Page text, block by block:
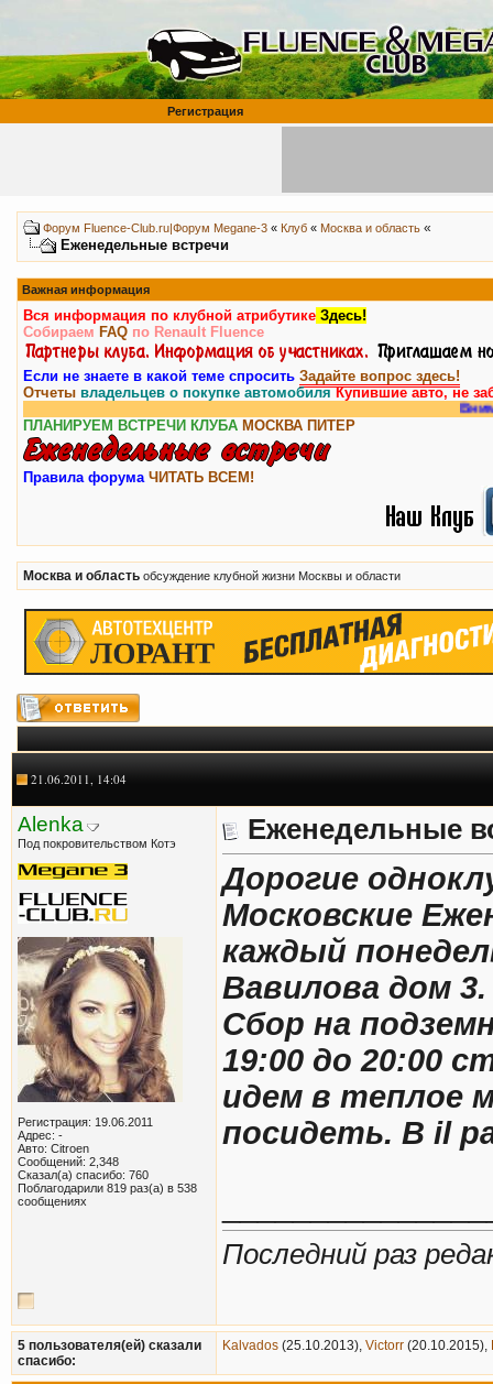
Регистрация
Форум Fluence-Club.ru|Форум Megane-3 « Клуб « Москва и область «
Еженедельные встречи
Важная информация
Вся информация по клубной атрибутике Здесь!
Собираем FAQ по Renault Fluence
Если не знаете в какой теме спросить Задайте вопрос здесь!
Отчеты владельцев о покупке автомобиляКупившие авто, не
Внимание, у
ПЛАНИРУЕМ ВСТРЕЧИ КЛУБА МОСКВА ПИТЕР
Правила форума ЧИТАТЬ ВСЕМ!
Москва и область обсуждение клубной жизни Москвы и области
21.06.2011, 14:04
Alenka
Под покровительством Котэ
Регистрация: 19.06.2011
Адрес: -
Авто: Citroen
Сообщений: 2,348
Сказал(а) спасибо: 760
Поблагодарили 819 раз(а) в 538
сообщениях
Еженедельные
Дорогие
Московские
каждый
Вавилова дом 3.
Сбор на
19:00 до 20:00
идем в теплое
посидеть. В il
Последний раз
5 пользователя(ей) сказали
cпасибо:
Kalvados (25.10.2013), Victorr (20.10.2015),